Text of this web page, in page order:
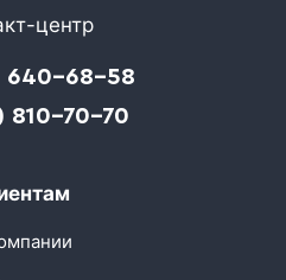
центр
640-68-58
810-70-70